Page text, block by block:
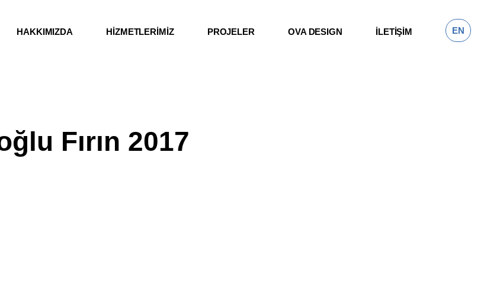
HAKKIMIZDA HİZMETLERİMİZ PROJELER OVA DESIGN İLETİŞİM EN
Fırın 2017